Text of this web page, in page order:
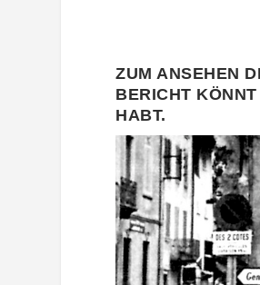
ZUM ANSEHEN
BERICHT
HABT.